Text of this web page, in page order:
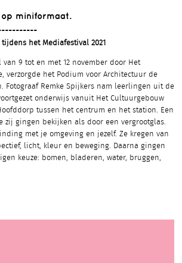
miniformaat.
het Mediafestival 2021
van 9 tot en met 12 november door Het
verzorgde het Podium voor Architectuur de
Fotograaf Remke Spijkers nam leerlingen uit de
onderwijs vanuit Het Cultuurgebouw
tussen het centrum en het station. Een
zij gingen bekijken als door een vergrootglas.
met je omgeving en jezelf. Ze kregen van
licht, kleur en beweging. Daarna gingen
keuze: bomen, bladeren, water, bruggen,